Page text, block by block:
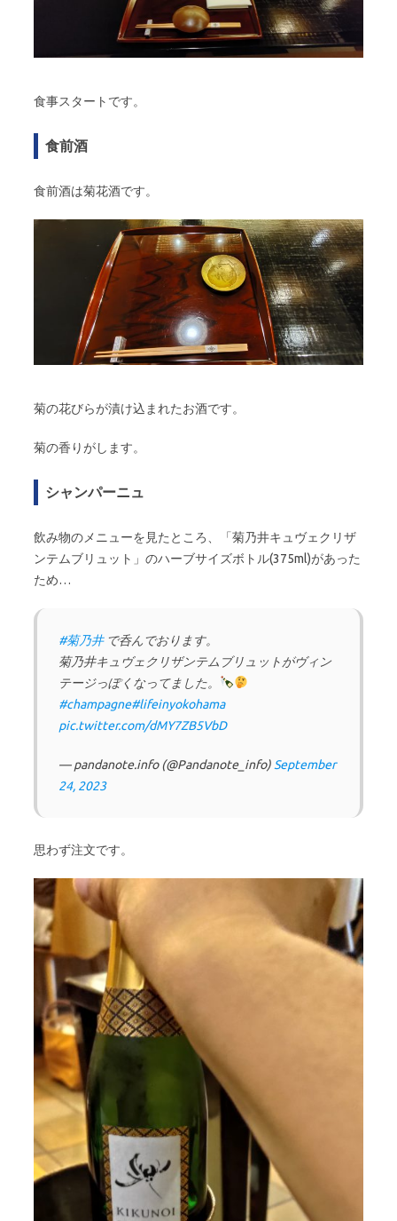
食事スタートです。
食前酒
食前酒は菊花酒です。
菊の花びらが漬け込まれたお酒です。
菊の香りがします。
シャンパーニュ
飲み物のメニューを見たところ、「菊乃井キュヴェクリザ
ンテムブリュット」のハーブサイズボトル(375ml)があった
ため…
#菊乃井で呑んでおります。
菊乃井キュヴェクリザンテムブリュットがヴィン
テージっぽくなってました。
#champagne#lifeinyokohama
pic.twitter.com/dMY7ZB5VbD
— pandanote.info (@Pandanote_info) September
24, 2023
思わず注文です。